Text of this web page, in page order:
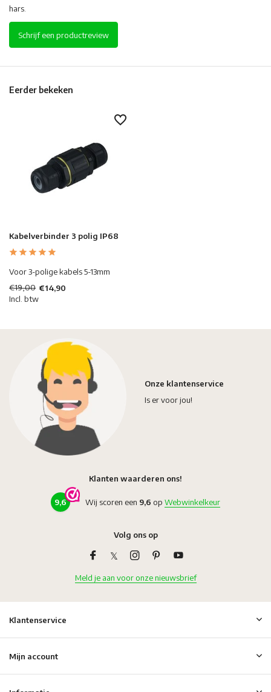
hars.
Schrijf een productreview
Eerder bekeken
Kabelverbinder 3 polig IP68
Voor 3-polige kabels 5-13mm
€19,00 €14,90
Incl. btw
Onze klantenservice
Is er voor jou!
Klanten waarderen ons!
9,6 Wij scoren een 9,6 op Webwinkelkeur
Volg ons op
Meld je aan voor onze nieuwsbrief
Klantenservice
Mijn account